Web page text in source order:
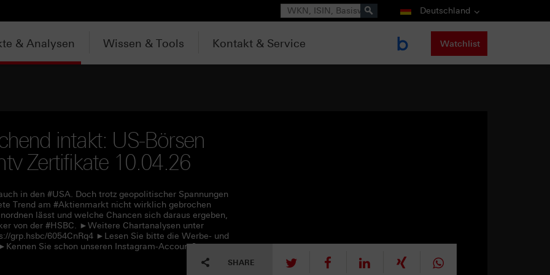
Suche Deutschland
& Analysen Wissen & Tools Kontakt & Service Watchlist
intakt: US-Börsen
Zertifikate 10.04.26
in den #USA. Doch trotz geopolitischer Spannungen
Trend am #Aktienmarkt nicht wirklich gebrochen
lässt und welche Chancen sich daraus ergeben,
von der #HSBC. ►Weitere Chartanalysen unter
grp.hsbc/6054CnRq4 ►Lesen Sie bitte die Werbe- und
Sie schon unseren Instagram-Account?
SHARE tweet mitteilen